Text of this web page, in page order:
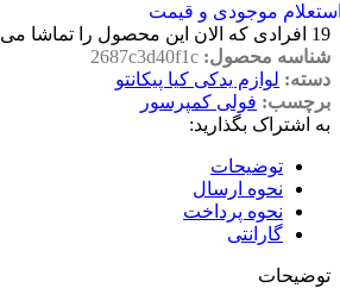
موجودی و قیمت
19 افرادی که الان این محصول را تماشا
شناسه محصول: 2687c3d40f1c
دسته: لوازم یدکی کیا پیکانتو
برچسب: فولی کمپرسور
به اشتراک بگذارید:
توضیحات
نحوه ارسال
نحوه پرداخت
گارانتی
توضیحات